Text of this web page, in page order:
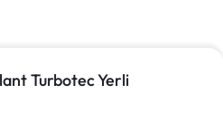
Turbotec Yerli